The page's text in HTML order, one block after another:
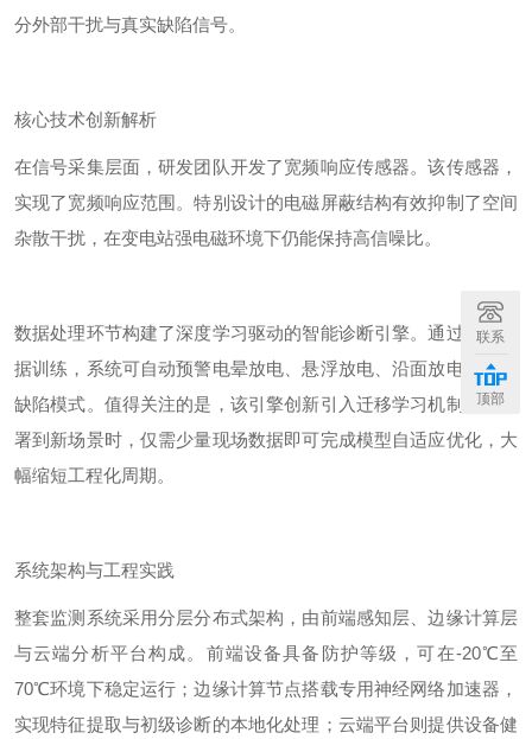
分外部干扰与真实缺陷信号。
核心技术创新解析
在信号采集层面，研发团队开发了宽频响应传感器。该传感器 ，
实现了宽频响应范围。特别设计的电磁屏蔽结构有效抑制了空间
杂散干扰，在变电站强电磁环境下仍能保持高信噪比。
数据处理环节构建了深度学习驱动的智能诊断引擎。通过历史数
据训练，系统可自动预警电晕放电、悬浮放电、沿面放电等典型
缺陷模式。值得关注的是，该引擎创新引入迁移学习机制，当部
署到新场景时，仅需少量现场数据即可完成模型自适应优化，大
幅缩短工程化周期。
系统架构与工程实践
整套监测系统采用分层分布式架构，由前端感知层、边缘计算层
与云端分析平台构成。前端设备具备防护等级，可在-20℃至
70℃环境下稳定运行；边缘计算节点搭载专用神经网络加速器，
实现特征提取与初级诊断的本地化处理；云端平台则提供设备健
联系
顶部